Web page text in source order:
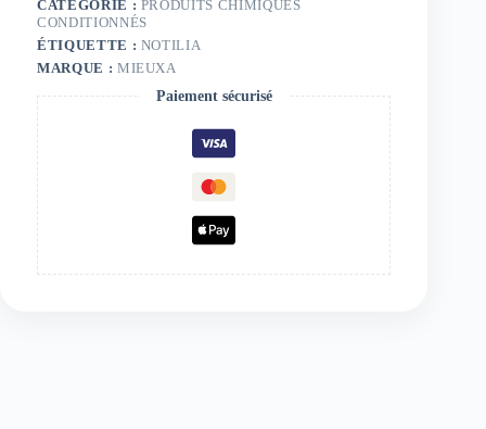
CATÉGORIE : PRODUITS CHIMIQUES
CONDITIONNÉS
ÉTIQUETTE : NOTILIA
MARQUE : MIEUXA
Paiement sécurisé